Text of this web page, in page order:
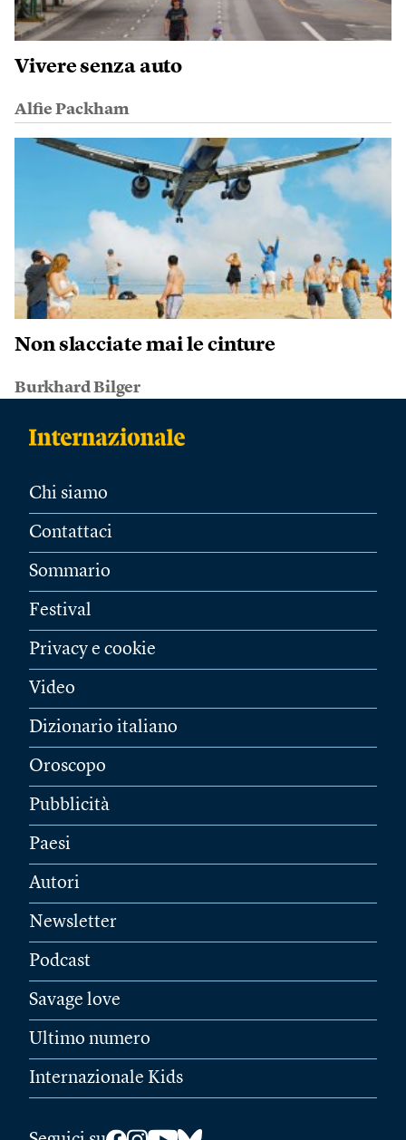
Vivere senza auto
Alfie Packham
Non slacciate mai le cinture
Burkhard Bilger
Chi siamo
Contattaci
Sommario
Festival
Privacy e cookie
Video
Dizionario italiano
Oroscopo
Pubblicità
Paesi
Autori
Newsletter
Podcast
Savage love
Ultimo numero
Internazionale Kids